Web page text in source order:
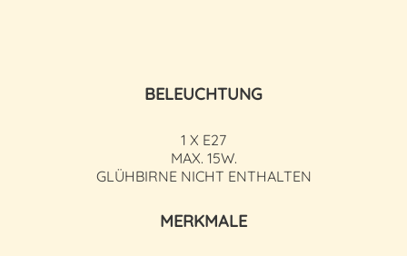
BELEUCHTUNG
1 X E27
MAX. 15W.
GLÜHBIRNE NICHT ENTHALTEN
MERKMALE